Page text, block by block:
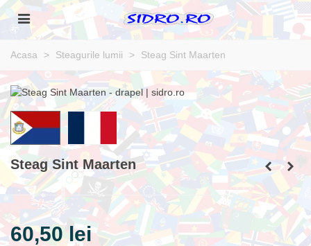
Acasa > Steagurile lumii > Steag Sint Maarten
Steag Sint Maarten
60,50 lei